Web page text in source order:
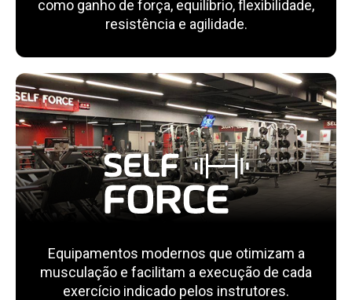
como ganho de força, equilíbrio, flexibilidade,
resistência e agilidade.
Equipamentos modernos que otimizam a
musculação e facilitam a execução de cada
exercício indicado pelos instrutores.